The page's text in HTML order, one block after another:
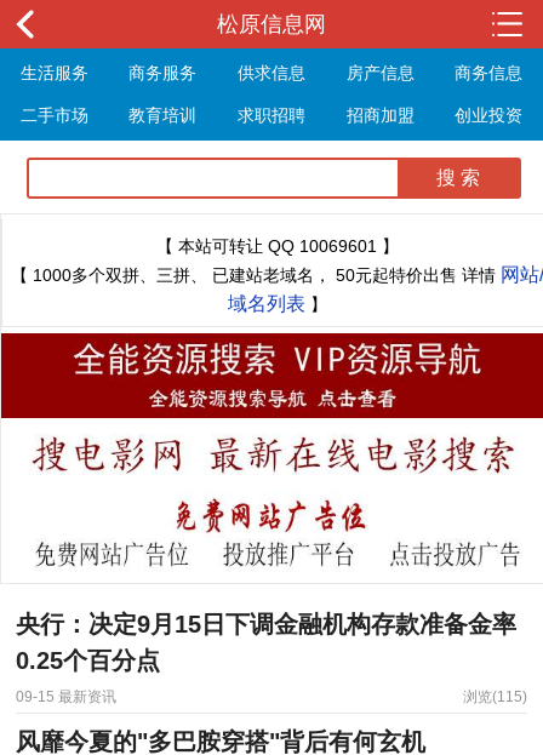
松原信息网
生活服务 商务服务 供求信息 房产信息 商务信息
二手市场 教育培训 求职招聘 招商加盟 创业投资
展会信息 旅游信息 休闲娱乐 体育健身 最新资讯
最新推文
【 本站可转让 QQ 10069601 】
【 1000多个双拼、三拼、 已建站老域名， 50元起特价出售 详情 网站/
域名列表 】
央行：决定9月15日下调金融机构存款准备金率
0.25个百分点
09-15 最新资讯 浏览(115)
风靡今夏的"多巴胺穿搭"背后有何玄机